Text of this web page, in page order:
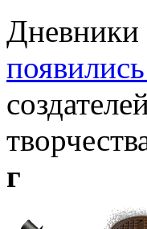
Дневники
г